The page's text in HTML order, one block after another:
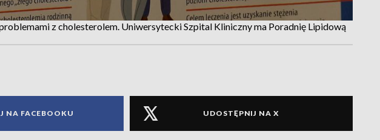
z cholesterolem. Uniwersytecki Szpital Kliniczny ma Poradnię Lipidową
NA FACEBOOKU UDOSTĘPNIJ NA X